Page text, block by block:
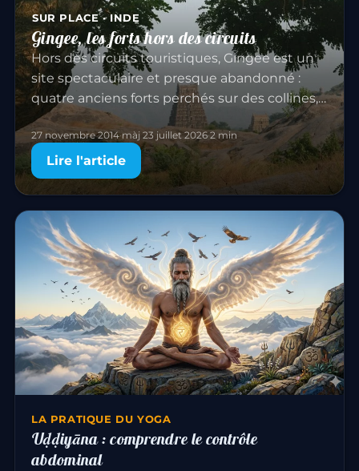
SUR PLACE · INDE
Gingee, les forts hors des circuits
Hors des circuits touristiques, Gingee est un
site spectaculaire et presque abandonné :
quatre anciens forts perchés sur des collines,
au milieu d’un paysage granitique
extraordinaire, entre rizières…
27 novembre 2014·màj 23 juillet 2026·2 min
Lire l'article
LA PRATIQUE DU YOGA
Uḍḍiyāna : comprendre le contrôle
abdominal